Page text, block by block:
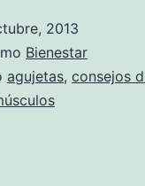
2013
Bienestar
agujetas, consejos